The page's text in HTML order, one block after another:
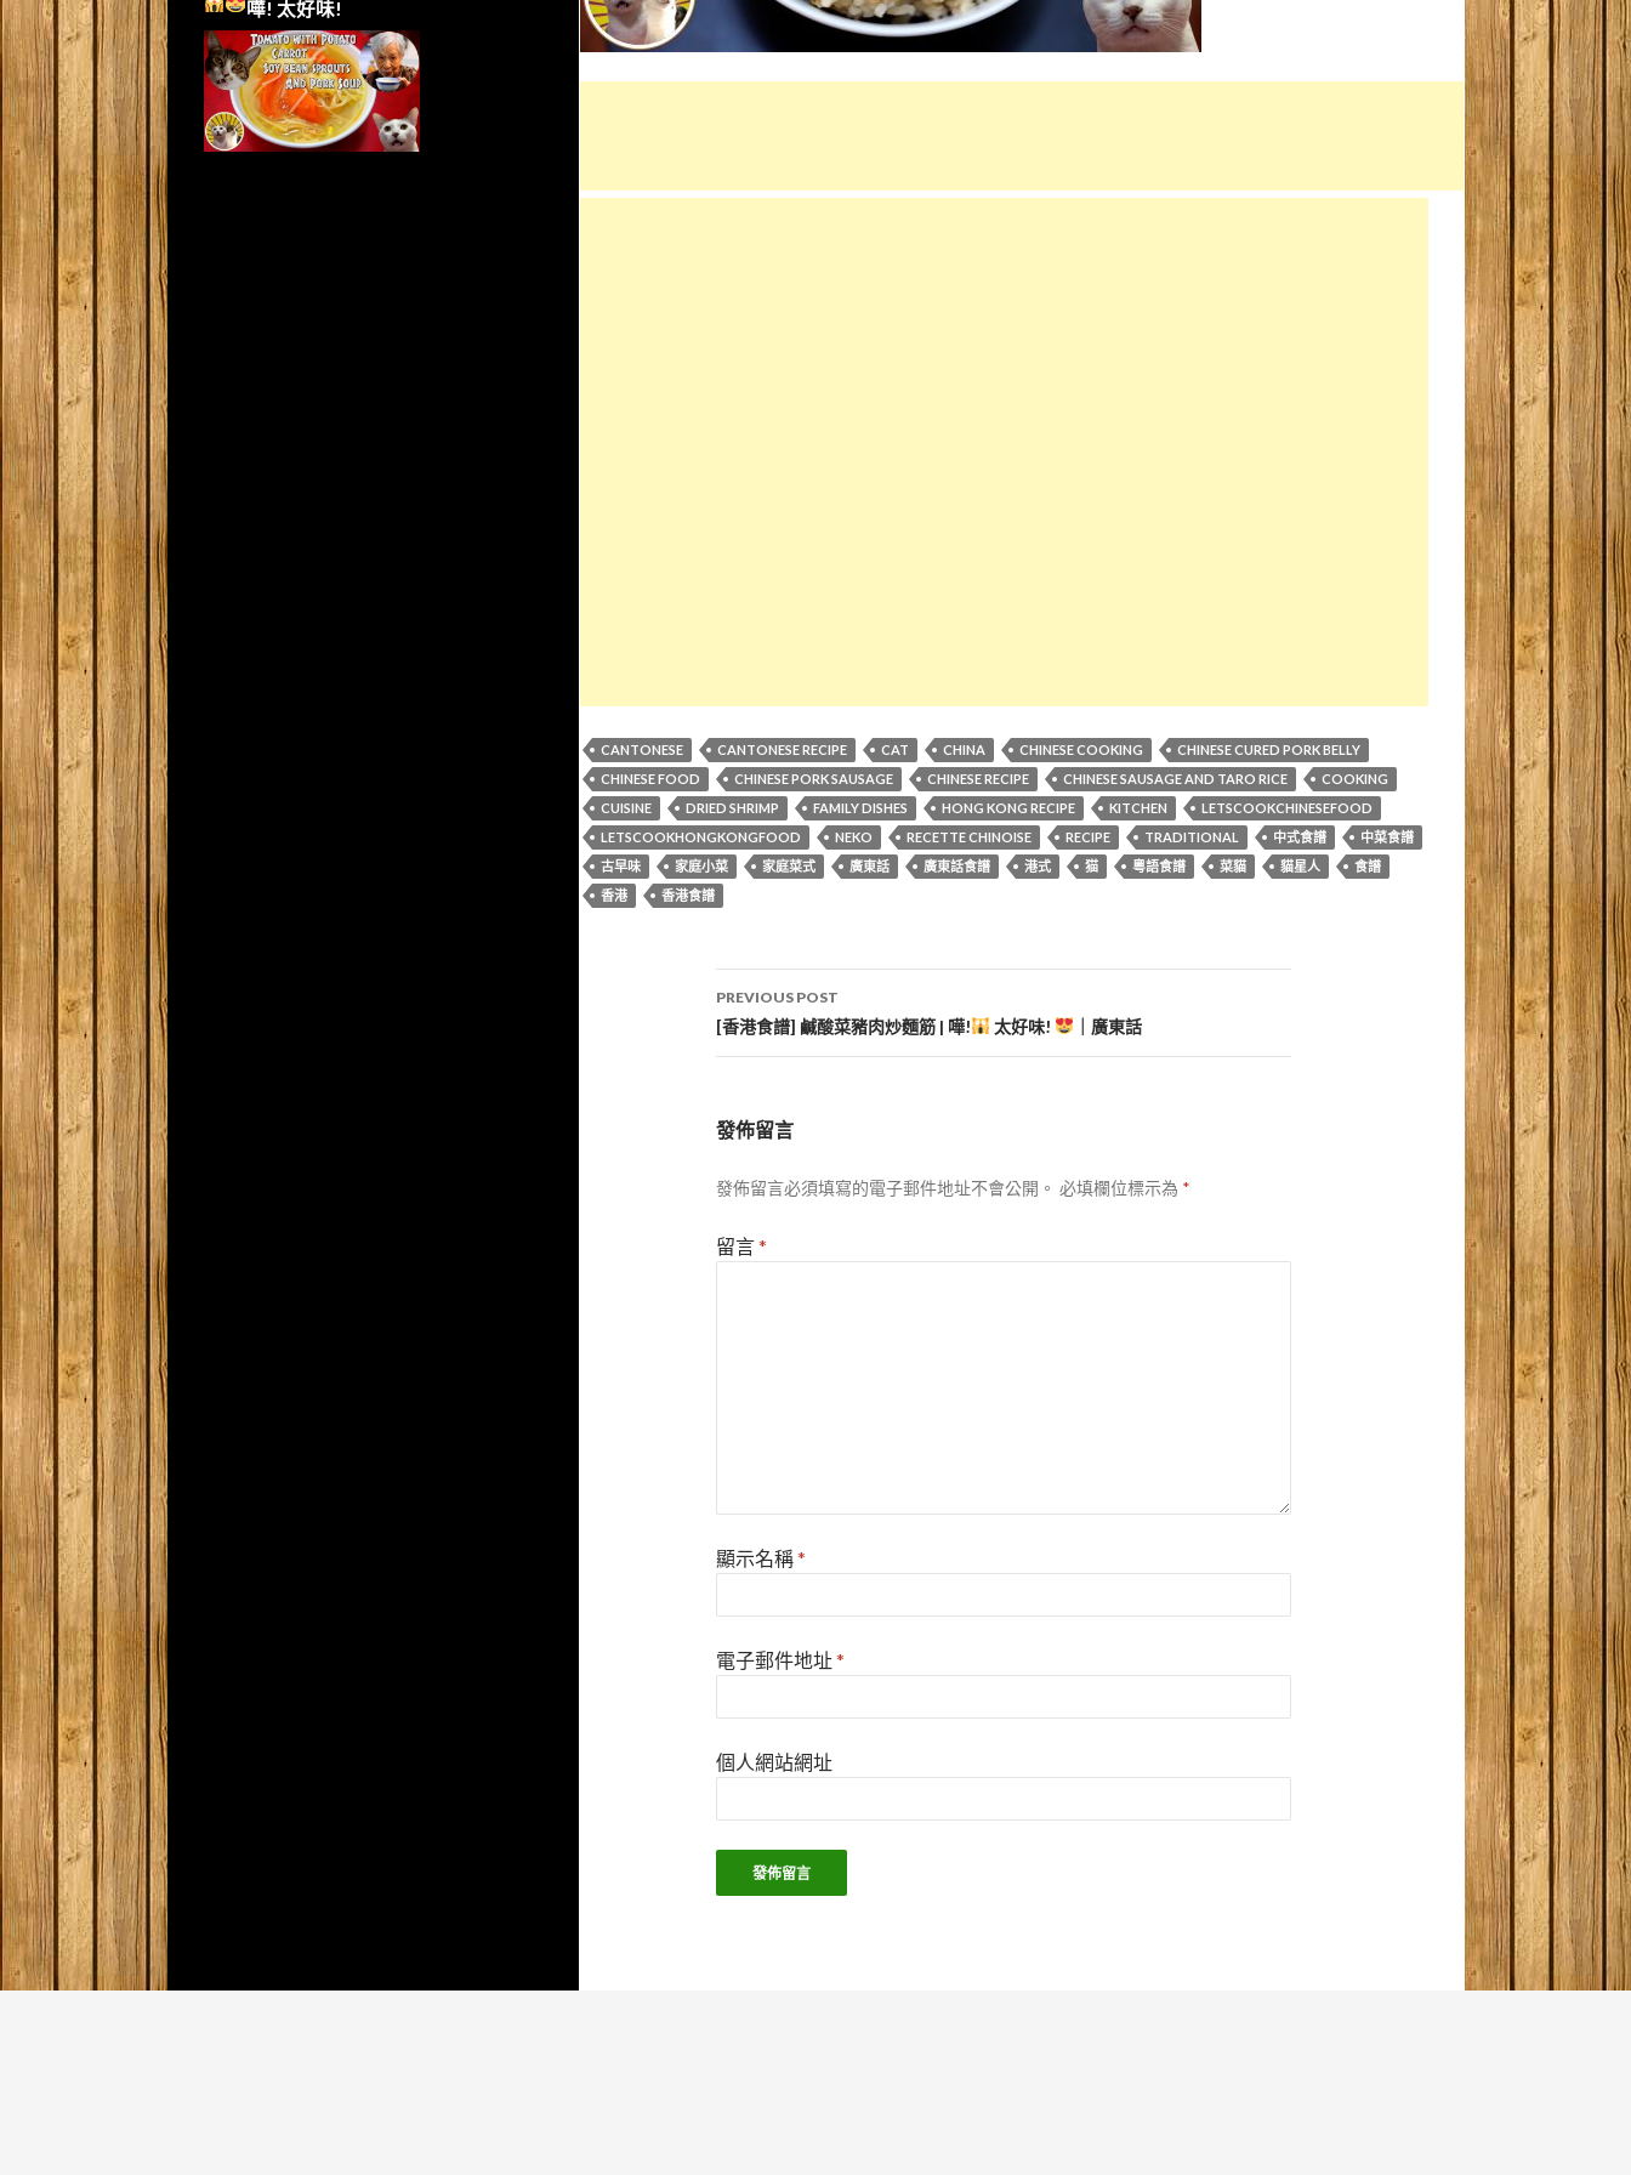
CANTONESE CANTONESE RECIPE CAT CHINA CHINESE COOKING
CHINESE CURED PORK BELLY
CHINESE FOOD
CHINESE PORK SAUSAGE CHINESE RECIPE CHINESE SAUSAGE AND TARO RICE
COOKING
CUISINE
DRIED SHRIMP FAMILY DISHES HONG KONG RECIPE KITCHEN
LETSCOOKCHINESEFOOD
LETSCOOKHONGKONGFOOD
NEKO RECETTE CHINOISE RECIPE TRADITIONAL 中式食譜
中菜食譜
古早味
家庭小菜 家庭菜式 廣東話 廣東話食譜 港式 猫 粵語食譜 菜貓 貓星人
食譜
香港
香港食譜
Post
navigation
PREVIOUS POST
[香港食譜] 鹹酸菜豬肉炒麵筋 | 嘩! 太好味! ｜廣東話
發佈留言
發佈留言必須填寫的電子郵件地址不會公開。 必填欄位標示為 *
留言*
顯示名稱*
電子郵件地址*
個人網站網址
嘩! 太好味!